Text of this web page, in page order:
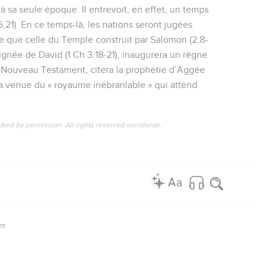
sa seule époque. Il entrevoit, en effet, un temps
En ce temps-là, les nations seront jugées
que celle du Temple construit par Salomon (2.8-
de David (1 Ch 3.18-21), inaugurera un règne
Testament, citera la prophétie d’Aggée
du « royaume inébranlable » qui attend
by permission. All rights reserved worldwide.